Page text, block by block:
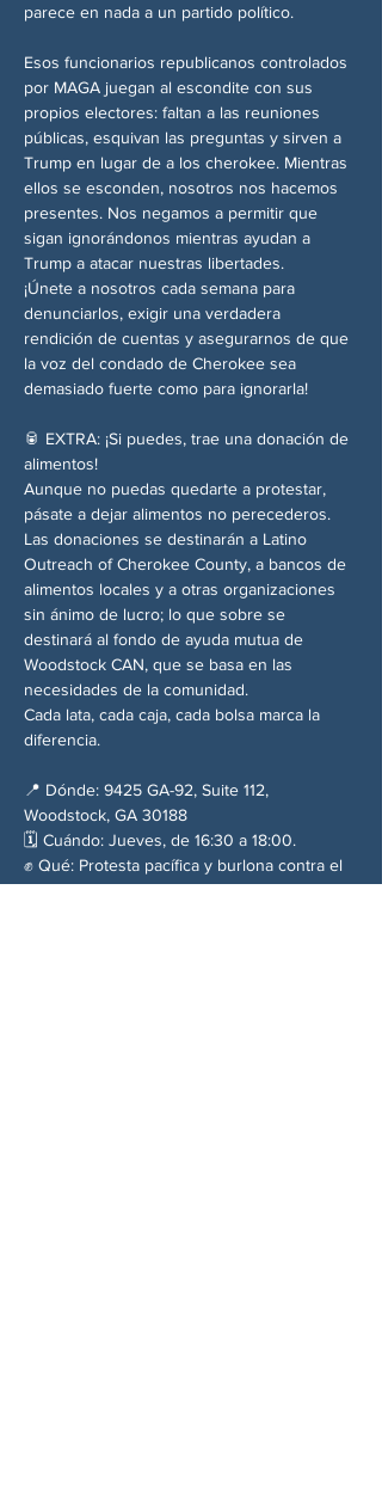
parece en nada a un partido político.
Esos funcionarios republicanos controlados
por MAGA juegan al escondite con sus
propios electores: faltan a las reuniones
públicas, esquivan las preguntas y sirven a
Trump en lugar de a los cherokee. Mientras
ellos se esconden, nosotros nos hacemos
presentes. Nos negamos a permitir que
sigan ignorándonos mientras ayudan a
Trump a atacar nuestras libertades.
¡Únete a nosotros cada semana para
denunciarlos, exigir una verdadera
rendición de cuentas y asegurarnos de que
la voz del condado de Cherokee sea
demasiado fuerte como para ignorarla!
🥫 EXTRA: ¡Si puedes, trae una donación de
alimentos!
Aunque no puedas quedarte a protestar,
pásate a dejar alimentos no perecederos.
Las donaciones se destinarán a Latino
Outreach of Cherokee County, a bancos de
alimentos locales y a otras organizaciones
sin ánimo de lucro; lo que sobre se
destinará al fondo de ayuda mutua de
Woodstock CAN, que se basa en las
necesidades de la comunidad.
Cada lata, cada caja, cada bolsa marca la
diferencia.
📍 Dónde: 9425 GA-92, Suite 112,
Woodstock, GA 30188
🗓️ Cuándo: Jueves, de 16:30 a 18:00.
✊ Qué: Protesta pacífica y burlona contra el
silencio del Partido Republicano y el